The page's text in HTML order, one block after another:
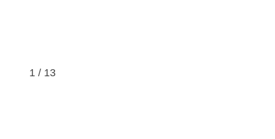
1 / 13